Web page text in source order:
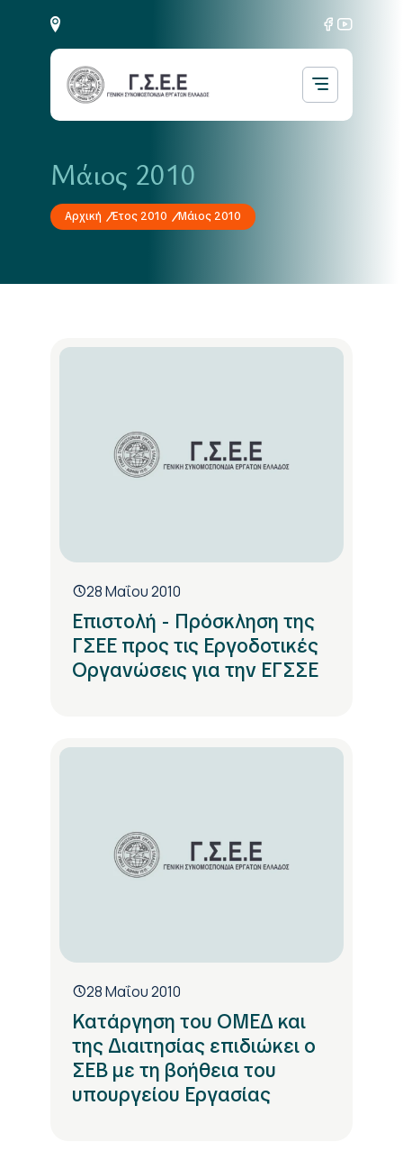
Μάιος 2010
Αρχική Έτος 2010 Μάιος 2010
28 Μαΐου 2010
Επιστολή - Πρόσκληση της
ΓΣΕΕ προς τις Εργοδοτικές
Οργανώσεις για την ΕΓΣΣΕ
28 Μαΐου 2010
Κατάργηση του ΟΜΕΔ και
της Διαιτησίας επιδιώκει ο
ΣΕΒ με τη βοήθεια του
υπουργείου Εργασίας